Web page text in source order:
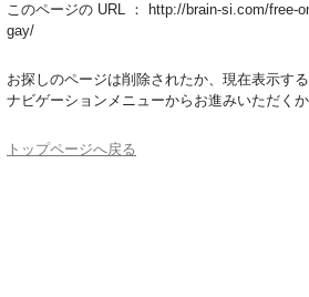
このページの URL ：
http://brain-si.com/free-
gay/
お探しのページは削除されたか、現在表示する
ナビゲーションメニューからお進みいただく
トップページへ戻る